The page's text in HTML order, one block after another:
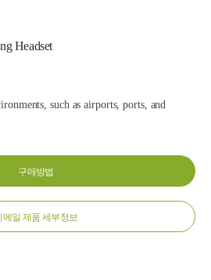
Headset
such as airports, ports, and
구매방법
메일 제품 세부정보